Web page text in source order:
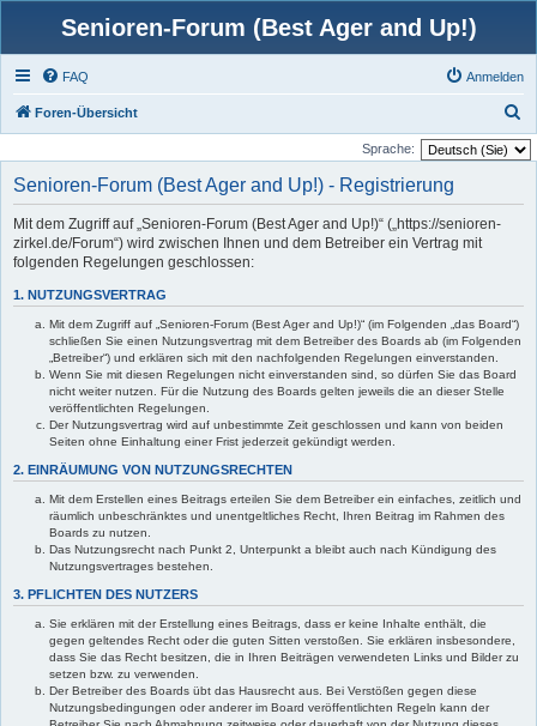
Senioren-Forum (Best Ager and Up!)
FAQ Anmelden
Foren-Übersicht
u
Sprache:
Senioren-Forum (Best Ager and Up!) - Registrierung
Mit dem Zugriff auf „Senioren-Forum (Best Ager and Up!)“ („https://senioren-
zirkel.de/Forum“) wird zwischen Ihnen und dem Betreiber ein Vertrag mit
folgenden Regelungen geschlossen:
1. NUTZUNGSVERTRAG
Mit dem Zugriff auf „Senioren-Forum (Best Ager and Up!)“ (im Folgenden „das Board“)
schließen Sie einen Nutzungsvertrag mit dem Betreiber des Boards ab (im Folgenden
„Betreiber“) und erklären sich mit den nachfolgenden Regelungen einverstanden.
Wenn Sie mit diesen Regelungen nicht einverstanden sind, so dürfen Sie das Board
nicht weiter nutzen. Für die Nutzung des Boards gelten jeweils die an dieser Stelle
veröffentlichten Regelungen.
Der Nutzungsvertrag wird auf unbestimmte Zeit geschlossen und kann von beiden
Seiten ohne Einhaltung einer Frist jederzeit gekündigt werden.
2. EINRÄUMUNG VON NUTZUNGSRECHTEN
Mit dem Erstellen eines Beitrags erteilen Sie dem Betreiber ein einfaches, zeitlich und
räumlich unbeschränktes und unentgeltliches Recht, Ihren Beitrag im Rahmen des
Boards zu nutzen.
Das Nutzungsrecht nach Punkt 2, Unterpunkt a bleibt auch nach Kündigung des
Nutzungsvertrages bestehen.
3. PFLICHTEN DES NUTZERS
Sie erklären mit der Erstellung eines Beitrags, dass er keine Inhalte enthält, die
gegen geltendes Recht oder die guten Sitten verstoßen. Sie erklären insbesondere,
dass Sie das Recht besitzen, die in Ihren Beiträgen verwendeten Links und Bilder zu
setzen bzw. zu verwenden.
Der Betreiber des Boards übt das Hausrecht aus. Bei Verstößen gegen diese
Nutzungsbedingungen oder anderer im Board veröffentlichten Regeln kann der